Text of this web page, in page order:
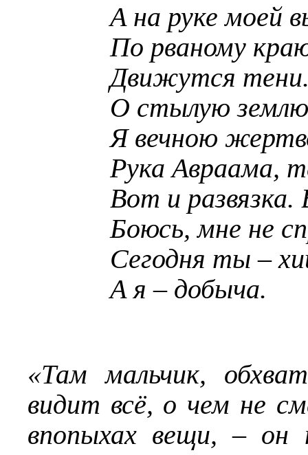
А на руке моей
По рваному
Движутся
О стылую
Я вечною
Рука Авраама,
Вот и
Боюсь, мне не
Сегодня ты –
А я – добыча.
«Там мальчик,
видит всё, о чем не
впопыхах вещи, – он